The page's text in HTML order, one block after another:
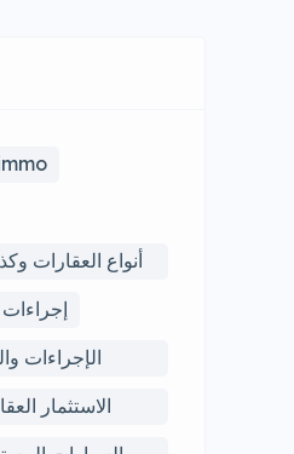
أنواع العقارات
الإجراءات
الاستثمار